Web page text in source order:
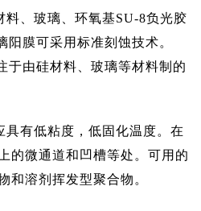
料、玻璃、环氧基SU-8负光胶
膜可采用标准刻蚀技术。
于由硅材料、玻璃等材料制的
具有低粘度，低固化温度。在
的微通道和凹槽等处。可用的
和溶剂挥发型聚合物。